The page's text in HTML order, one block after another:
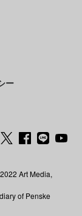
ー
Art Media,
of Penske